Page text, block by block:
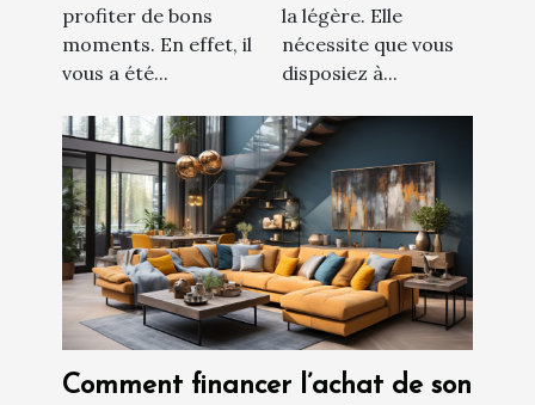
profiter de bons
moments. En effet, il
vous a été...
la légère. Elle
nécessite que vous
disposiez à...
Comment financer l’achat de son